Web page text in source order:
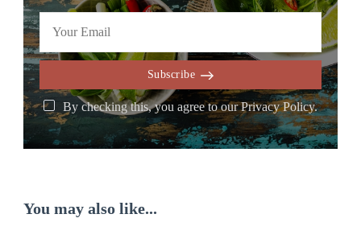
By checking this, you agree to our Privacy Policy.
Subscribe
You may also like...